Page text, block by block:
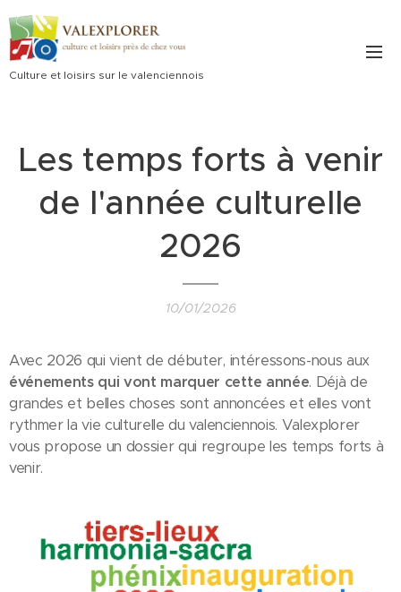
Culture et loisirs sur le valenciennois
Les temps forts à venir
de l'année culturelle
2026
10/01/2026
Avec 2026 qui vient de débuter, intéressons-nous aux
événements qui vont marquer cette année. Déjà de
grandes et belles choses sont annoncées et elles vont
rythmer la vie culturelle du valenciennois. Valexplorer
vous propose un dossier qui regroupe les temps forts à
venir.